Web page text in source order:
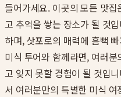
들어가세요. 이곳의 모든 맛
고 추억을 쌓는 장소가 될 것
하며, 삿포로의 매력에 흠뻑
미식 투어와 함께라면, 여러
고 잊지 못할 경험이 될 것입
서 여러분만의 특별한 미식